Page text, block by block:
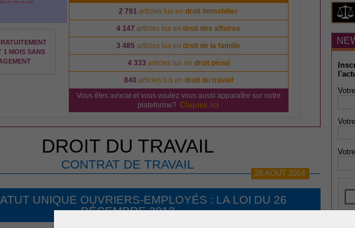
1 MOIS SANS
2 791 articles lus endroit immobilier
4 147 articles lus endroit des affaires
3 485 articles lus endroit de la famille
4 333 articles lus en droit pénal
840 articles lus en droit du travail
Vous êtes avocat et vous voulez vous aussi apparaître sur notre
plateforme? Cliquez ici
DROIT DU TRAVAIL
CONTRAT DE TRAVAIL
28 AOUT 2014
UNIQUE OUVRIERS-EMPLOYÉS : LA LOI DU 26
DÉCEMBRE 2013